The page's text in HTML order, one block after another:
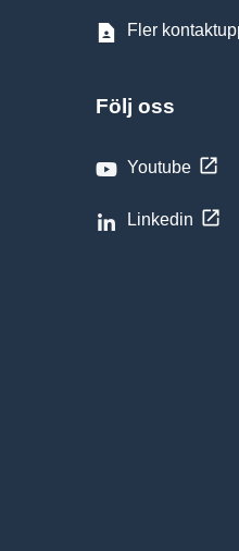
Fler
Följ oss
Youtube
Linkedin